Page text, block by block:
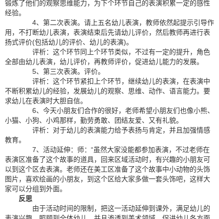
锻炼了他们的观察思维能力，为下个环节自己的表演积累一定的感性
经验。
4、第二次表演。请上五名幼儿表演，教师依然起提示引导作
用，不打断幼儿表演，表演结束后先请幼儿评价，然后教师再进行表
扬式评价(包括幼儿的评价、幼儿的表演)。
评析：这个环节同上个环节类似，不过有一定的提升，角色
全部由幼儿表演，幼儿评价，再教师评价，促进幼儿能力的发展。
5、第三次表演。评价。
评析：这个环节紧扣上个环节，继续幼儿的表演，在表演中
不断积累幼儿的经验，发展幼儿的观察、思维、动作、语言能力。要
求幼儿在表演时大胆自信。
6、今天小朋友们合作的很好，老师希望小朋友们也像小熊、
小猫、小狗、小鸡那样，勤劳勇敢、团结友爱、又有礼貌。
评析：对于幼儿的表演能力给予表扬与肯定，并且加强情感
教育。
7、活动延伸：师：“虽然大家没能都参加表演，不过老师在
表演区准备了这个故事的道具，回来区域活动时，有兴趣的小朋友可
以到这个区去表演。老师还在美工区准备了这个故事中小动物的头饰
图片，喜欢绘画的小朋友，到这个区给大家多做一套头饰吧，这样大
家可以分组到外面。
反思
由于活动时间的限制，把这一活动延伸到课外，满足幼儿的